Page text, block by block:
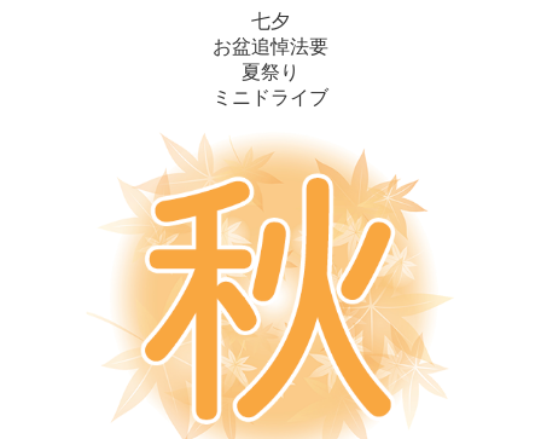
七夕
お盆追悼法要
夏祭り
ミニドライブ